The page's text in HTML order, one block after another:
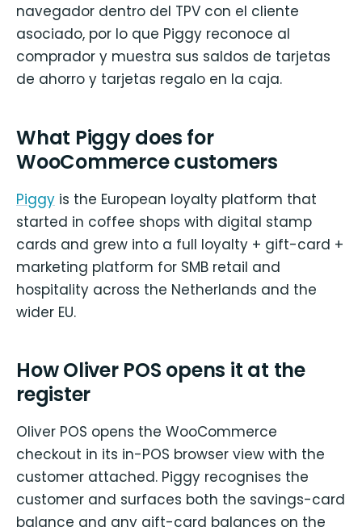
navegador dentro del TPV con el cliente
asociado, por lo que Piggy reconoce al
comprador y muestra sus saldos de tarjetas
de ahorro y tarjetas regalo en la caja.
What Piggy does for
WooCommerce customers
Piggy is the European loyalty platform that
started in coffee shops with digital stamp
cards and grew into a full loyalty + gift-card +
marketing platform for SMB retail and
hospitality across the Netherlands and the
wider EU.
How Oliver POS opens it at the
register
Oliver POS opens the WooCommerce
checkout in its in-POS browser view with the
customer attached. Piggy recognises the
customer and surfaces both the savings-card
balance and any gift-card balances on the